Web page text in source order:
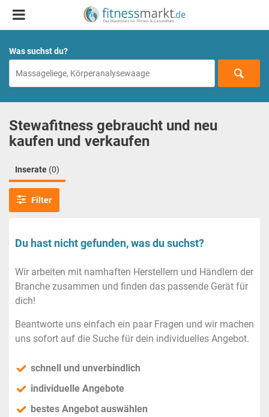
Was suchst du?
Stewafitness gebraucht und neu
kaufen und verkaufen
Inserate (0)
Filter
Du hast nicht gefunden, was du suchst?
Wir arbeiten mit namhaften Herstellern und Händlern der
Branche zusammen und finden das passende Gerät für
dich!
Beantworte uns einfach ein paar Fragen und wir machen
uns sofort auf die Suche für dein individuelles Angebot.
schnell und unverbindlich
individuelle Angebote
bestes Angebot auswählen